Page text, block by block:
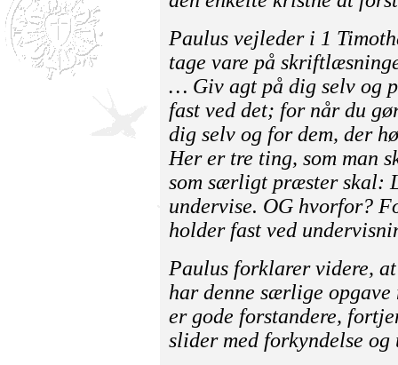
Paulus vejleder i 1
tage vare på
… Giv agt på dig selv og
fast ved det; for når du
dig selv og for dem, der
Her er tre ting, som man
som særligt præster skal:
undervise. OG hvorfor?
holder fast ved
Paulus forklarer videre,
har denne særlige
er gode forstandere,
slider med forkyndelse